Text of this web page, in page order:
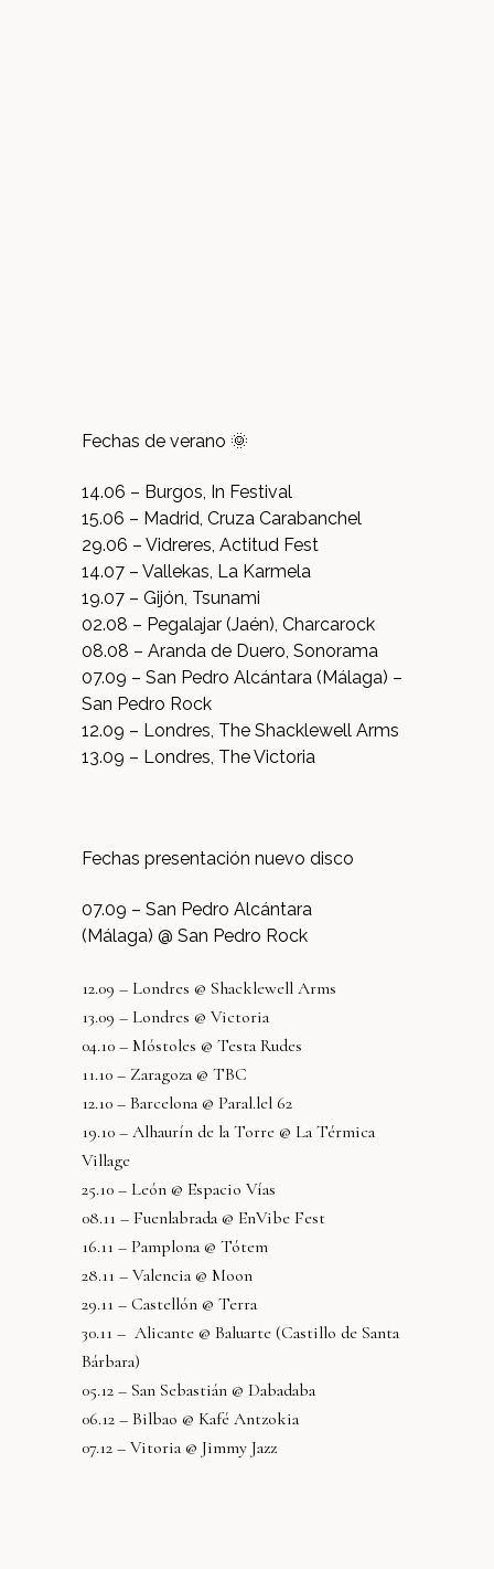
Fechas de verano 🌞
14.06 – Burgos, In Festival
15.06 – Madrid, Cruza Carabanchel
29.06 – Vidreres, Actitud Fest
14.07 – Vallekas, La Karmela
19.07 – Gijón, Tsunami
02.08 – Pegalajar (Jaén), Charcarock
08.08 – Aranda de Duero, Sonorama
07.09 – San Pedro Alcántara (Málaga) –
San Pedro Rock
12.09 – Londres, The Shacklewell Arms
13.09 – Londres, The Victoria
Fechas presentación nuevo disco
07.09 – San Pedro Alcántara
(Málaga) @ San Pedro Rock
12.09 – Londres @ Shacklewell Arms
13.09 – Londres @ Victoria
04.10 – Móstoles @ Testa Rudes
11.10 – Zaragoza @ TBC
12.10 – Barcelona @ Paral.lel 62
19.10 – Alhaurín de la Torre @ La Térmica
Village
25.10 – León @ Espacio Vías
08.11 – Fuenlabrada @ EnVibe Fest
16.11 – Pamplona @ Tótem
28.11 – Valencia @ Moon
29.11 – Castellón @ Terra
30.11 – Alicante @ Baluarte (Castillo de Santa
Bárbara)
05.12 – San Sebastián @ Dabadaba
06.12 – Bilbao @ Kafé Antzokia
07.12 – Vitoria @ Jimmy Jazz